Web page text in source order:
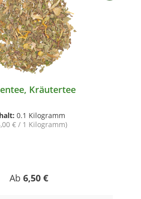
Kräutertee
0.1 Kilogramm
€ / 1 Kilogramm)
Regulärer Preis:
Ab 6,50 €